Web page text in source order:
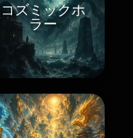
コズミックホ
ラー